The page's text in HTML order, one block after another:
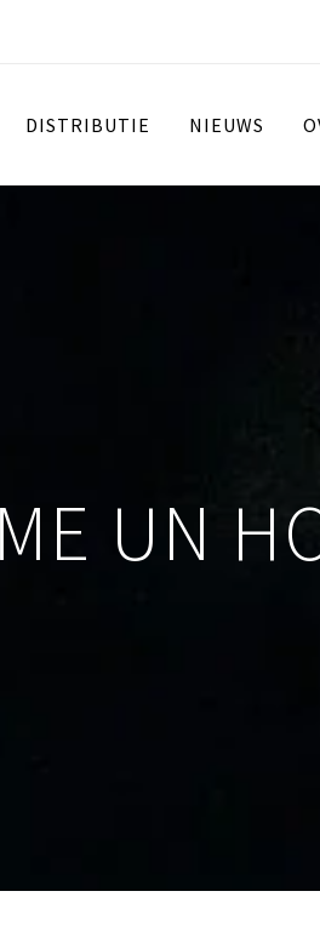
DISTRIBUTIE NIEUWS
UN